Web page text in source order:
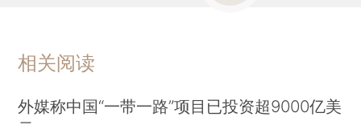
相关阅读
外媒称中国“一带一路”项目已投资超9000亿美